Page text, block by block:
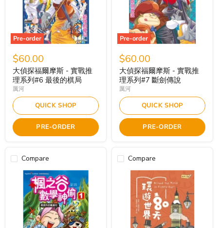
Pre-order
$60.00
大偵探福爾摩斯 - 實戰推
理系列#6 最後的棋局
厲河
QUICK SHOP
PRE-ORDER
Pre-order
$60.00
大偵探福爾摩斯 - 實戰推
理系列#7 斷劍傳說
厲河
QUICK SHOP
PRE-ORDER
Compare Compare